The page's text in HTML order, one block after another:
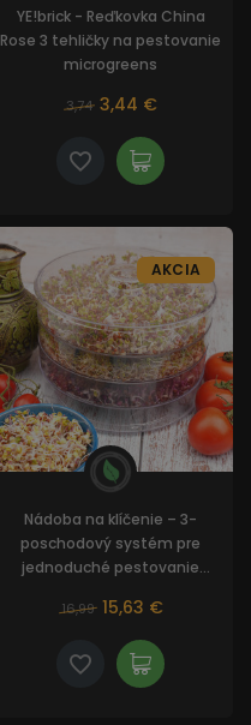
YE!brick - Reďkovka China
Rose 3 tehličky na pestovanie
microgreens
3,74 3,44 €
Nádoba na klíčenie – 3-
poschodový systém pre
jednoduché pestovanie
16,99 15,63 €
AKCIA